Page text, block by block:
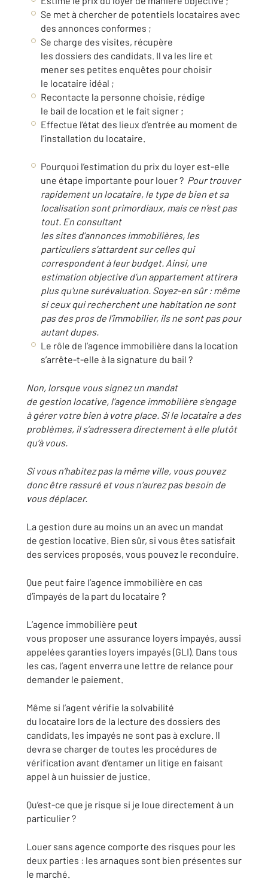
Se met à chercher de potentiels locataires avec
des annonces conformes ;
Se charge des visites, récupère
les dossiers des candidats. Il va les lire et
mener ses petites enquêtes pour choisir
le locataire idéal ;
Recontacte la personne choisie, rédige
le bail de location et le fait signer ;
Effectue l’état des lieux d’entrée au moment de
l’installation du locataire.
Pourquoi l’estimation du prix du loyer est-elle
une étape importante pour louer ? Pour trouver
rapidement un locataire, le type de bien et sa
localisation sont primordiaux, mais ce n’est pas
tout. En consultant
les sites d’annonces immobilières, les
particuliers s’attardent sur celles qui
correspondent à leur budget. Ainsi, une
estimation objective d’un appartement attirera
plus qu'une surévaluation. Soyez-en sûr : même
si ceux qui recherchent une habitation ne sont
pas des pros de l’immobilier, ils ne sont pas pour
autant dupes.
Le rôle de l’agence immobilière dans la location
s’arrête-t-elle à la signature du bail ?
Non, lorsque vous signez un mandat
de gestion locative, l’agence immobilière s’engage
à gérer votre bien à votre place. Si le locataire a des
problèmes, il s’adressera directement à elle plutôt
qu’à vous.
Si vous n’habitez pas la même ville, vous pouvez
donc être rassuré et vous n’aurez pas besoin de
vous déplacer.
La gestion dure au moins un an avec un mandat
de gestion locative. Bien sûr, si vous êtes satisfait
des services proposés, vous pouvez le reconduire.
Que peut faire l’agence immobilière en cas
d’impayés de la part du locataire ?
L’agence immobilière peut
vous proposer une assurance loyers impayés, aussi
appelées garanties loyers impayés (GLI). Dans tous
les cas, l’agent enverra une lettre de relance pour
demander le paiement.
Même si l’agent vérifie la solvabilité
du locataire lors de la lecture des dossiers des
candidats, les impayés ne sont pas à exclure. Il
devra se charger de toutes les procédures de
vérification avant d’entamer un litige en faisant
appel à un huissier de justice.
Qu’est-ce que je risque si je loue directement à un
particulier ?
Louer sans agence comporte des risques pour les
deux parties : les arnaques sont bien présentes sur
le marché.